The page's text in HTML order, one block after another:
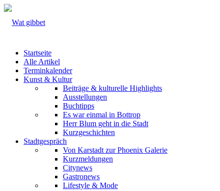
Startseite
Alle Artikel
Terminkalender
Kunst & Kultur
Beiträge & kulturelle Highlights
Ausstellungen
Buchtipps
Es war einmal in Bottrop
Herr Blum geht in die Stadt
Kurzgeschichten
Stadtgespräch
Von Karstadt zur Phoenix Galerie
Kurzmeldungen
Citynews
Gastronews
Lifestyle & Mode